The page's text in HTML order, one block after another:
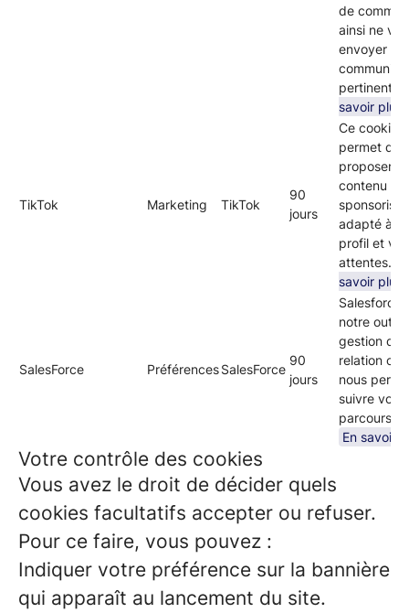
de
ainsi ne
envoyer
savoir plus
TikTok Marketing TikTok
90
jours
Ce cookie
permet de
proposer
contenu
sponsorisé
adapté à
profil et vos
attentes.
savoir plus
SalesForce PréférencesSalesForce
90
jours
Salesforce
notre outil
gestion de
relation
nous
suivre votre
parcours
En savoir
Votre contrôle des cookies
Vous avez le droit de décider quels
cookies facultatifs accepter ou refuser.
Pour ce faire, vous pouvez :
Indiquer votre préférence sur la bannière
qui apparaît au lancement du site.